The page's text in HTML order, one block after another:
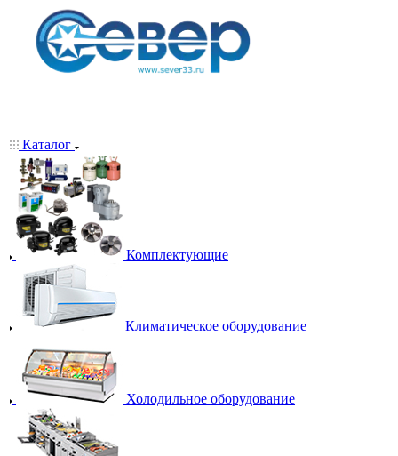
Каталог
Комплектующие
Климатическое оборудование
Холодильное оборудование